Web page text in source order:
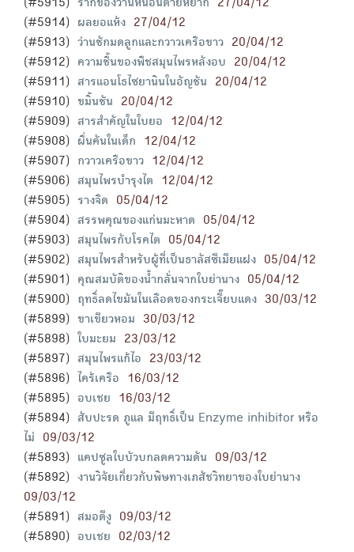
(#5915) รากของว่านหนอนตายหยาก
27/04/12
(#5914)
ผลยอแห้ง
27/04/12
(#5913)
ว่านชักมดลูกและกวาวเครือขาว
20/04/12
(#5912)
ความชื้นของพืชสมุนไพรหลังอบ
20/04/12
(#5911)
สารแอนโธไซยานินในอัญชัน
20/04/12
(#5910)
ขมิ้นชัน
20/04/12
(#5909)
สารสำคัญในใบยอ
12/04/12
(#5908)
ผื่นคันในเด็ก
12/04/12
(#5907)
กวาวเครือขาว
12/04/12
(#5906)
สมุนไพรบำรุงไต
12/04/12
(#5905)
รางจืด
05/04/12
(#5904)
สรรพคุณของแก่นมะหาด
05/04/12
(#5903)
สมุนไพรกับโรคไต
05/04/12
(#5902)
สมุนไพรสำหรับผู้ที่เป็นธาลัสซีเมียแฝง
05/04/12
(#5901)
คุณสมบัติของน้ำกลั่นจากใบย่านาง
05/04/12
(#5900)
ฤทธิ์ลดไขมันในเลือดของกระเจี๊ยบแดง
30/03/12
(#5899)
ขาเขียวหอม
30/03/12
(#5898)
ใบมะยม
23/03/12
(#5897)
สมุนไพรแก้ไอ
23/03/12
(#5896)
ไคร้เครือ
16/03/12
(#5895)
อบเชย
16/03/12
(#5894)
สับปะรด ภูแล มีฤทธิ์เป็น Enzyme inhibitor หรือ
ไม่
09/03/12
(#5893)
แคปซูลใบบัวบกลดความดัน
09/03/12
(#5892)
งานวิจัยเกี่ยวกับพิษทางเภสัชวิทยาของใบย่านาง
09/03/12
(#5891)
สมอดีงู
09/03/12
(#5890)
อบเชย 02/03/12